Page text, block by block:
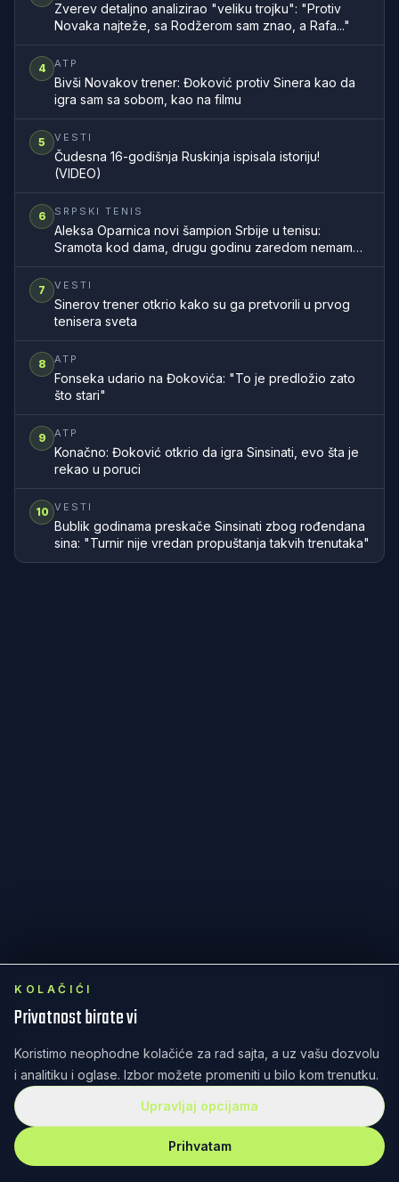
Zverev detaljno analizirao "veliku trojku": "Protiv
Novaka najteže, sa Rodžerom sam znao, a Rafa..."
4 ATP
Bivši Novakov trener: Đoković protiv Sinera kao da
igra sam sa sobom, kao na filmu
5 VESTI
Čudesna 16-godišnja Ruskinja ispisala istoriju!
(VIDEO)
6 SRPSKI TENIS
Aleksa Oparnica novi šampion Srbije u tenisu:
Sramota kod dama, drugu godinu zaredom nemamo
7 VESTI
Sinerov trener otkrio kako su ga pretvorili u prvog
tenisera sveta
8 ATP
Fonseka udario na Đokovića: "To je predložio zato
što stari"
9 ATP
Konačno: Đoković otkrio da igra Sinsinati, evo šta je
rekao u poruci
10 VESTI
Bublik godinama preskače Sinsinati zbog rođendana
sina: "Turnir nije vredan propuštanja takvih trenutaka"
KOLAČIĆI
Privatnost birate vi
Koristimo neophodne kolačiće za rad sajta, a uz vašu dozvolu
i analitiku i oglase. Izbor možete promeniti u bilo kom trenutku.
Upravljaj opcijama
Prihvatam